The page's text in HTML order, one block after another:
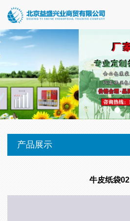
产品展示
牛皮纸袋02